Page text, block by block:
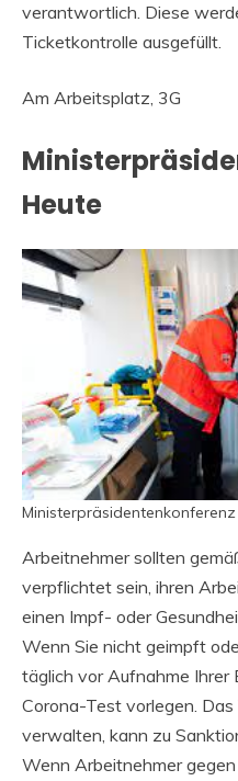
verantwortlich. Diese
Ticketkontrolle ausgefüllt.
Am Arbeitsplatz, 3G
Heute
Arbeitnehmer sollten
verpflichtet sein, ihren
einen Impf- oder
Wenn Sie nicht geimpft
täglich vor Aufnahme Ihrer
Corona-Test vorlegen.
verwalten, kann zu
Wenn Arbeitnehmer